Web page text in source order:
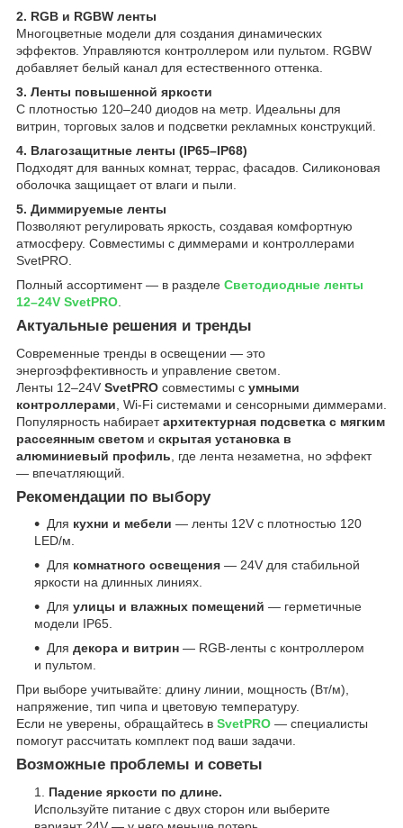
2. RGB и RGBW ленты
Многоцветные модели для создания динамических
эффектов. Управляются контроллером или пультом. RGBW
добавляет белый канал для естественного оттенка.
3. Ленты повышенной яркости
С плотностью 120–240 диодов на метр. Идеальны для
витрин, торговых залов и подсветки рекламных конструкций.
4. Влагозащитные ленты (IP65–IP68)
Подходят для ванных комнат, террас, фасадов. Силиконовая
оболочка защищает от влаги и пыли.
5. Диммируемые ленты
Позволяют регулировать яркость, создавая комфортную
атмосферу. Совместимы с диммерами и контроллерами
SvetPRO.
Полный ассортимент — в разделе Светодиодные ленты
12–24V SvetPRO
Актуальные решения и тренды
Современные тренды в освещении — это
энергоэффективность и управление светом.
Ленты 12–24V SvetPRO совместимы с умными
контроллерами , Wi-Fi системами и сенсорными диммерами.
Популярность набираетархитектурная подсветка с мягким
рассеянным светом и скрытая установка в
алюминиевый профиль , где лента незаметна, но эффект
— впечатляющий.
Рекомендации по выбору
Для кухни и мебели — ленты 12V с плотностью 120
LED/м.
Для комнатного освещения — 24V для стабильной
яркости на длинных линиях.
Для улицы и влажных помещений — герметичные
модели IP65.
Для декора и витрин — RGB-ленты с контроллером
и пультом.
При выборе учитывайте: длину линии, мощность (Вт/м),
напряжение, тип чипа и цветовую температуру.
Если не уверены, обращайтесь в SvetPRO — специалисты
помогут рассчитать комплект под ваши задачи.
Возможные проблемы и советы
Падение яркости по длине.
Используйте питание с двух сторон или выберите